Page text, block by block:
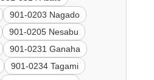
901-0203 Nagado
901-0205 Nesabu
901-0231 Ganaha
901-0234 Tagami